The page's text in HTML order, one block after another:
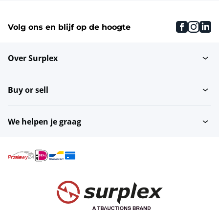
Volg ons en blijf op de hoogte
Over Surplex
Buy or sell
We helpen je graag